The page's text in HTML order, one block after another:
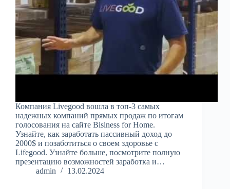
Компания Livegood вошла в топ-3 самых
надежных компаний прямых продаж по итогам
голосования на сайте Bisiness for Home.
Узнайте, как заработать пассивный доход до
2000$ и позаботиться о своем здоровье с
Lifegood. Узнайте больше, посмотрите полную
презентацию возможностей заработка и…
admin
13.02.2024